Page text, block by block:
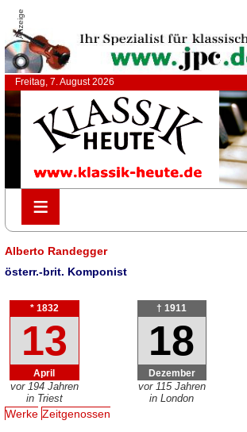
Anzeige
Freitag, 7. August 2026
≡
≡
Alberto Randegger
österr.-brit. Komponist
* 1832
13
April
vor 194 Jahren
in Triest
† 1911
18
Dezember
vor 115 Jahren
in London
Werke Zeitgenossen